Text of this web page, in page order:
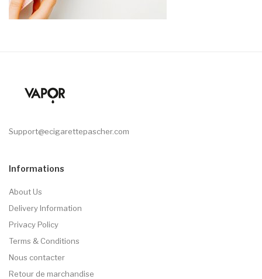
Support@ecigarettepascher.com
Informations
About Us
Delivery Information
Privacy Policy
Terms & Conditions
Nous contacter
Retour de marchandise